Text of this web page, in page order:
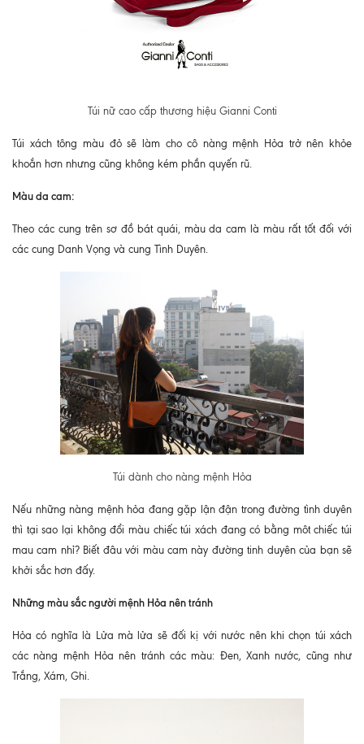
Túi nữ cao cấp thương hiệu Gianni Conti
Túi xách tông màu đỏ sẽ làm cho cô nàng mệnh Hỏa trở nên khỏe
khoắn hơn nhưng cũng không kém phần quyến rũ.
Màu da cam:
Theo các cung trên sơ đồ bát quái, màu da cam là màu rất tốt đối với
các cung Danh Vọng và cung Tình Duyên.
Túi dành cho nàng mệnh Hỏa
Nếu những nàng mệnh hỏa đang gặp lận đận trong đường tình duyên
thì tại sao lại không đổi màu chiếc túi xách đang có bằng môt chiếc túi
mau cam nhỉ? Biết đâu với màu cam này đường tinh duyên của bạn sẽ
khởi sắc hơn đấy.
Những màu sắc người mệnh Hỏa nên tránh
Hỏa có nghĩa là Lửa mà lửa sẽ đối kị với nước nên khi chọn túi xách
các nàng mệnh Hỏa nên tránh các màu: Đen, Xanh nước, cũng như
Trắng, Xám, Ghi.